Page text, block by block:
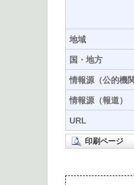
地域
国・地方
情報源（公的機関
情報源（報道）
URL
印刷ページ